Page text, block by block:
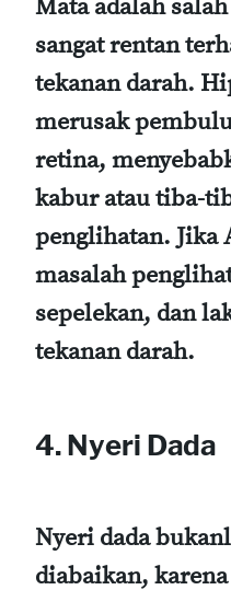
Mata adalah
sangat rentan
tekanan darah.
merusak
retina,
kabur atau tiba-
penglihatan. Jika
masalah
sepelekan, dan
tekanan darah.
4. Nyeri Dada
Nyeri dada
diabaikan,